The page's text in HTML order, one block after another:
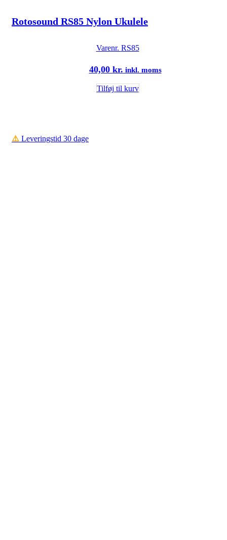
Rotosound RS85 Nylon Ukulele
Varenr. RS85
40,00 kr. inkl. moms
Tilføj til kurv
⚠️ Leveringstid 30 dage